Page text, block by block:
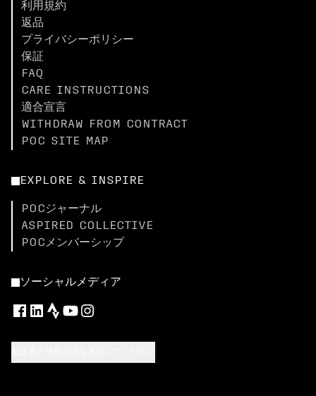
利用規約
返品
プライバシーポリシー
保証
FAQ
CARE INSTRUCTIONS
適合宣言
WITHDRAW FROM CONTRACT
POC SITE MAP
EXPLORE & INSPIRE
POCジャーナル
ASPIRED COLLECTIVE
POCメンバーシップ
ソーシャルメディア